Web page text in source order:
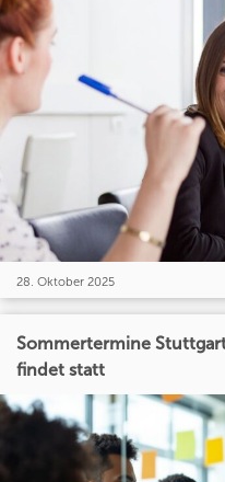
28. Oktober 2025
Sommertermine
findet statt